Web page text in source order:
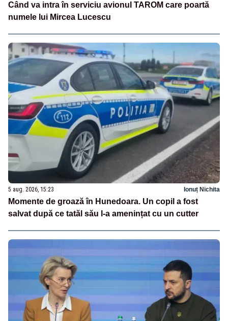
Când va intra în serviciu avionul TAROM care poartă
numele lui Mircea Lucescu
5 aug. 2026, 15:23 Ionuț Nichita
Momente de groază în Hunedoara. Un copil a fost
salvat după ce tatăl său l-a amenințat cu un cutter